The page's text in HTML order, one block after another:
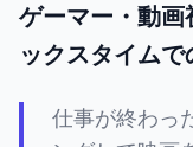
ゲーマー・動画
ックスタイムで
仕事が終わっ